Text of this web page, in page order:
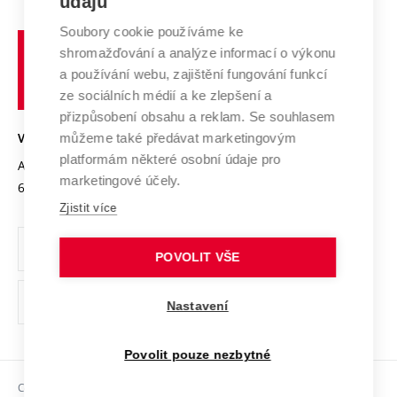
Systém zajišťování kvality výzkumu
Výzkumné infrastruktury
Transfer znalostí
Open Science
Projekty
Projekty ze strukturálních fondů
Specifický výzkum
Spolupráce se školami
Služby univerzity
Mezinárodní dohody
Univerzitní sítě
Profil univerzity
Udržitelná univerzita
Podnikavá univerzita / ContriBUTe
Bezpečná univerzita
Vyznamenání
Organizační struktura
Ochrana osobních údajů
odkaz)
Sociální bezpečí
učení
technické
VYSOKÉ UČENÍ TECHNICKÉ V BRNĚ
Antonínská 548/1
602 00 Brno
www.vut.cz
vut@vutbr.cz
Copyright © 2026 VUT
Soubory cookie používáme ke
shromažďování a analýze informací o výkonu
a používání webu, zajištění fungování funkcí
ze sociálních médií a ke zlepšení a
přizpůsobení obsahu a reklam. Se souhlasem
můžeme také předávat marketingovým
platformám některé osobní údaje pro
marketingové účely.
Zjistit více
POVOLIT VŠE
Nastavení
Povolit pouze nezbytné